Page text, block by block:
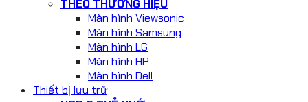
THEO THƯƠNG HIỆU
Màn hình Viewsonic
Màn hình Samsung
Màn hình LG
Màn hình HP
Màn hình Dell
Thiết bị lưu trữ